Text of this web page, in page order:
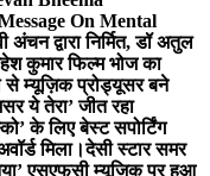
On Mental
अंचन द्वारा निर्मित, डॉ अतुल
कुमार फिल्म भोज का
से म्यूज़िक प्रोड्यूसर बने
ये तेरा’ जीत रहा
के लिए बेस्ट सपोर्टिंग
मिला।देसी स्टार समर
एसएफसी म्यूजिक पर हुआ